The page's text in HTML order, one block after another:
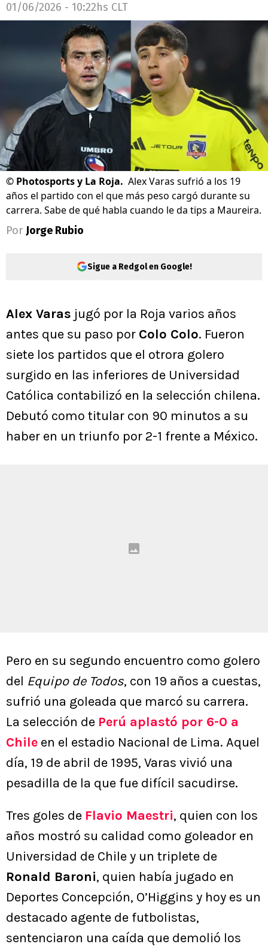
01/06/2026 - 10:22hs CLT
© Photosports y La Roja. Alex Varas sufrió a los 19
años el partido con el que más peso cargó durante su
carrera. Sabe de qué habla cuando le da tips a Maureira.
Por Jorge Rubio
Sigue a Redgol en Google!
Alex Varas jugó por la Roja varios años
antes que su paso por Colo Colo. Fueron
siete los partidos que el otrora golero
surgido en las inferiores de Universidad
Católica contabilizó en la selección chilena.
Debutó como titular con 90 minutos a su
haber en un triunfo por 2-1 frente a México.
Pero en su segundo encuentro como golero
del Equipo de Todos, con 19 años a cuestas,
sufrió una goleada que marcó su carrera.
La selección de Perú aplastó por 6-0 a
Chile en el estadio Nacional de Lima. Aquel
día, 19 de abril de 1995, Varas vivió una
pesadilla de la que fue difícil sacudirse.
Tres goles de Flavio Maestri, quien con los
años mostró su calidad como goleador en
Universidad de Chile y un triplete de
Ronald Baroni, quien había jugado en
Deportes Concepción, O’Higgins y hoy es un
destacado agente de futbolistas,
sentenciaron una caída que demolió los